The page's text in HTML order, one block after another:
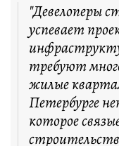
"Девелоперы
успевает
требуют
жилые
Петербурге
которое